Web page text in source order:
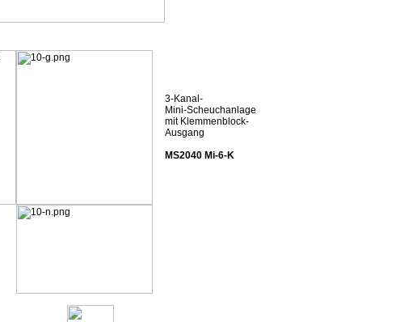
3-Kanal-
Mini-Scheuchanlage
mit Klemmenblock-
Ausgang
MS2040 Mi-6-K